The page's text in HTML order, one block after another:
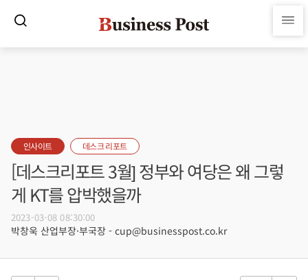
인사이트 데스크 리포트
[데스크리포트 3월] 정부와 여당은 왜 그렇
게 KT를 압박했을까
2023-03-08 08:30:00
박창욱 산업부장·부국장 - cup@businesspost.co.kr